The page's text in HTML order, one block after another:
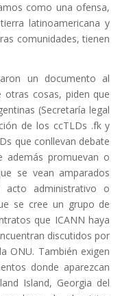
como una ofensa,
latinoamericana y
comunidades, tienen
un documento al
cosas, piden que
(Secretaría legal
de los ccTLDs .fk y
que conllevan debate
además promuevan o
se vean amparados
administrativo o
se cree un grupo de
que ICANN haya
discutidos por
ONU. También exigen
donde aparezcan
Island, Georgia del